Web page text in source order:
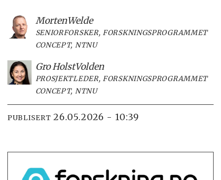
MortenWelde
SENIORFORSKER, FORSKNINGSPROGRAMMET
CONCEPT, NTNU
Gro HolstVolden
PROSJEKTLEDER, FORSKNINGSPROGRAMMET
CONCEPT, NTNU
PUBLISERT 26.05.2026 - 10:39